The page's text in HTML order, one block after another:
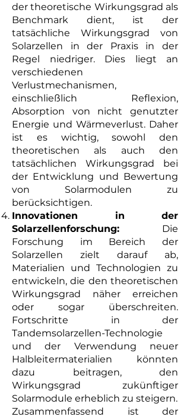
der theoretische Wirkungsgrad als
Benchmark dient, ist der
tatsächliche Wirkungsgrad von
Solarzellen in der Praxis in der
Regel niedriger. Dies liegt an
verschiedenen
Verlustmechanismen,
einschließlich Reflexion,
Absorption von nicht genutzter
Energie und Wärmeverlust. Daher
ist es wichtig, sowohl den
theoretischen als auch den
tatsächlichen Wirkungsgrad bei
der Entwicklung und Bewertung
von Solarmodulen zu
berücksichtigen.
Innovationen in der
Solarzellenforschung: Die
Forschung im Bereich der
Solarzellen zielt darauf ab,
Materialien und Technologien zu
entwickeln, die den theoretischen
Wirkungsgrad näher erreichen
oder sogar überschreiten.
Fortschritte in der
Tandemsolarzellen-Technologie
und der Verwendung neuer
Halbleitermaterialien könnten
dazu beitragen, den
Wirkungsgrad zukünftiger
Solarmodule erheblich zu steigern.
Zusammenfassend ist der